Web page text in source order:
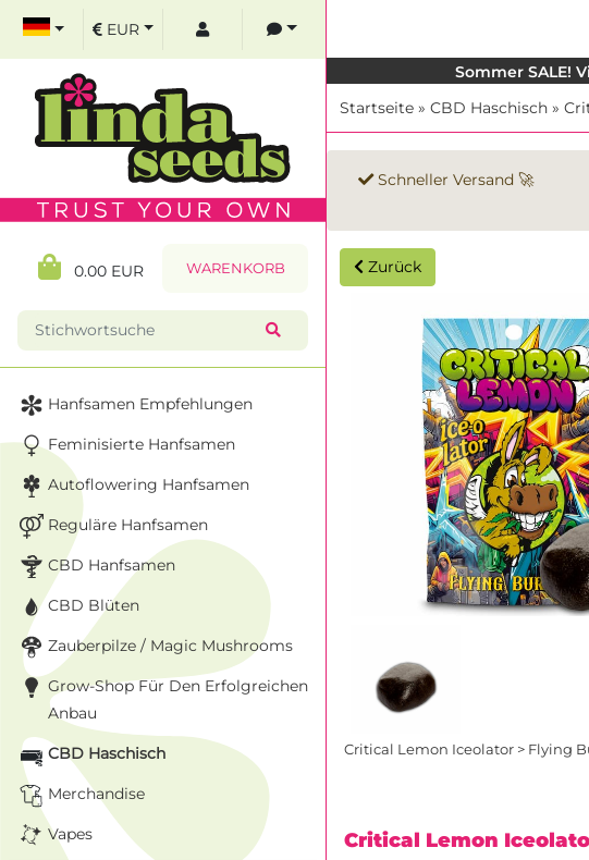
Sommer SALE!
Startseite » CBD Haschisch »
Schneller Versand 🚀
Zurück
Critical Lemon Iceolator > Flying
Critical Lemon
EUR
0.00 EUR WARENKORB
Hanfsamen Empfehlungen
Feminisierte Hanfsamen
Autoflowering Hanfsamen
Reguläre Hanfsamen
CBD Hanfsamen
CBD Blüten
Zauberpilze / Magic Mushrooms
Grow-Shop Für Den Erfolgreichen
Anbau
CBD Haschisch
Merchandise
Vapes